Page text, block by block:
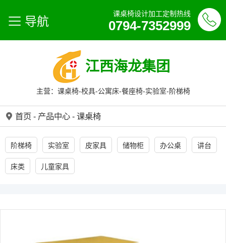
导航
课桌椅设计加工定制热线
0794-7352999
江西海龙集团
主营：课桌椅-校具-公寓床-餐座椅-实验室-阶梯椅
首页 - 产品中心 - 课桌椅
阶梯椅 实验室 皮家具 储物柜 办公桌 讲台
床类 儿童家具